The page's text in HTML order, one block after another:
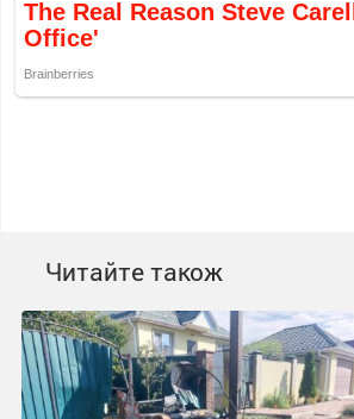
Читайте також